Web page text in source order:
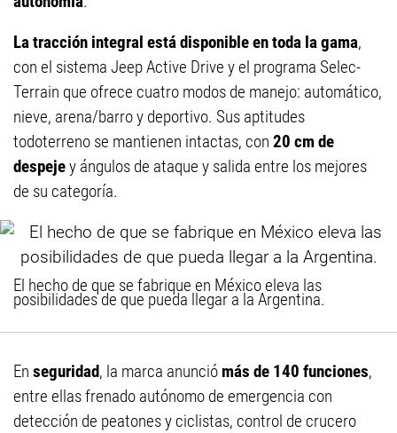
La tracción integral está disponible en toda la gama,
con el sistema Jeep Active Drive y el programa Selec-
Terrain que ofrece cuatro modos de manejo: automático,
nieve, arena/barro y deportivo. Sus aptitudes
todoterreno se mantienen intactas, con 20 cm de
despejey ángulos de ataque y salida entre los mejores
de su categoría.
El hecho de que se fabrique en México eleva las
posibilidades de que pueda llegar a la Argentina.
En seguridad, la marca anunció más de 140 funciones,
entre ellas frenado autónomo de emergencia con
detección de peatones y ciclistas, control de crucero